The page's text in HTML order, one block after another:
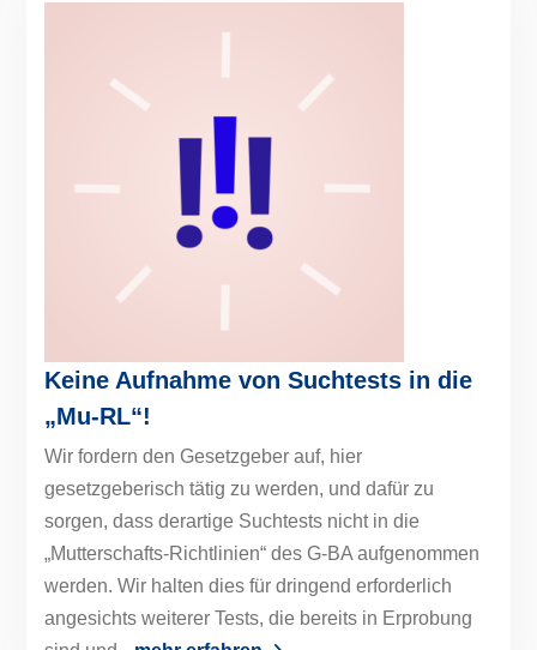
Keine Aufnahme von Suchtests in die
„Mu-RL“!
Wir fordern den Gesetzgeber auf, hier
gesetzgeberisch tätig zu werden, und dafür zu
sorgen, dass derartige Suchtests nicht in die
„Mutterschafts-Richtlinien“ des G-BA aufgenommen
werden. Wir halten dies für dringend erforderlich
angesichts weiterer Tests, die bereits in Erprobung